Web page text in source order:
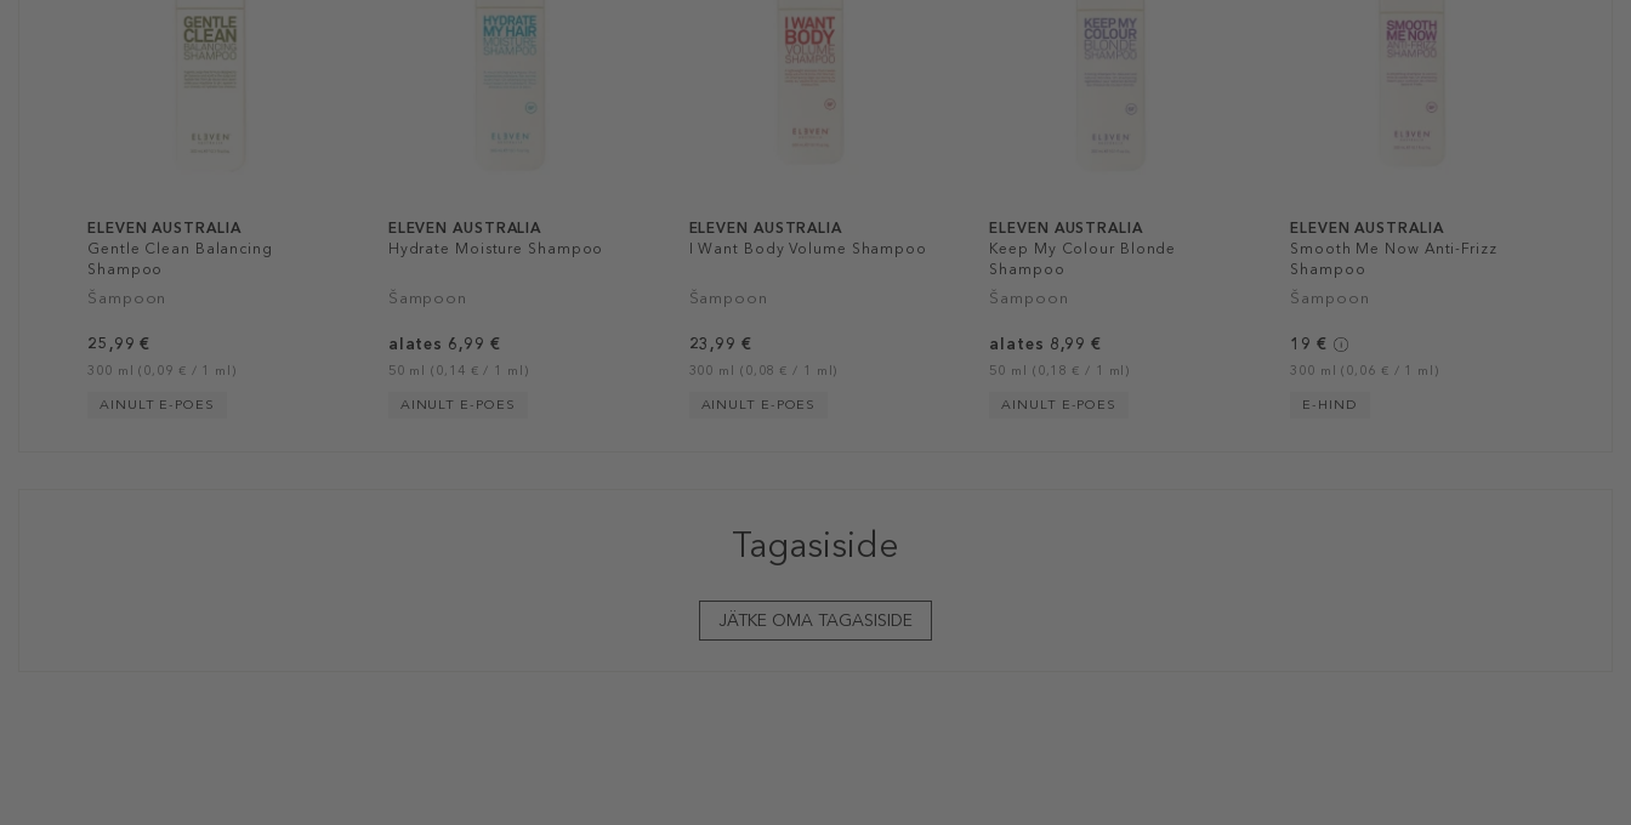
ELEVEN AUSTRALIA
Gentle Clean Balancing
Shampoo
Šampoon
25,99 €
300 ml (0,09 € / 1 ml)
AINULT E-POES
ELEVEN AUSTRALIA
Hydrate Moisture Shampoo
Šampoon
alates 6,99 €
50 ml (0,14 € / 1 ml)
AINULT E-POES
ELEVEN AUSTRALIA
I Want Body Volume Shampoo
Šampoon
23,99 €
300 ml (0,08 € / 1 ml)
AINULT E-POES
ELEVEN AUSTRALIA
Keep My Colour Blonde
Shampoo
Šampoon
alates 8,99 €
50 ml (0,18 € / 1 ml)
AINULT E-POES
ELEVEN AUSTRALIA
Smooth Me Now Anti-Frizz
Shampoo
Šampoon
19 €
300 ml (0,06 € / 1 ml)
E-HIND
Tagasiside
JÄTKE OMA TAGASISIDE